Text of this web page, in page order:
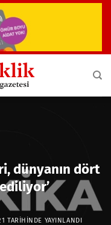
dünyanın dört
TARIHINDE YAYINLANDI